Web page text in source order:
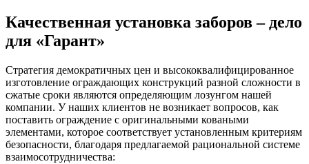
Качественная установка заборов – дело
для «Гарант»
Стратегия демократичных цен и высококвалифицированное
изготовление ограждающих конструкций разной сложности в
сжатые сроки являются определяющим лозунгом нашей
компании. У наших клиентов не возникает вопросов, как
поставить ограждение с оригинальными коваными
элементами, которое соответствует установленным критериям
безопасности, благодаря предлагаемой рациональной системе
взаимосотрудничества: